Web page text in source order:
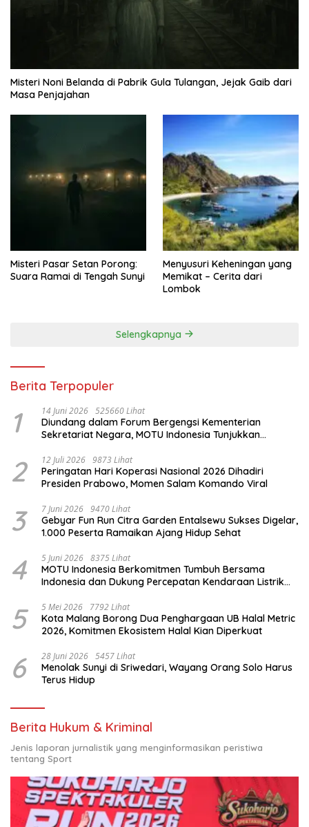
Misteri Noni Belanda di Pabrik Gula Tulangan, Jejak Gaib dari
Masa Penjajahan
Misteri Pasar Setan Porong:
Suara Ramai di Tengah Sunyi
Menyusuri Keheningan yang
Memikat – Cerita dari
Lombok
Selengkapnya
Berita Terpopuler
1 14 Juni 2026 525660 Lihat
Diundang dalam Forum Bergengsi Kementerian
Sekretariat Negara, MOTU Indonesia Tunjukkan
2 12 Juli 2026 9873 Lihat
Peringatan Hari Koperasi Nasional 2026 Dihadiri
Presiden Prabowo, Momen Salam Komando Viral
3 7 Juni 2026 9470 Lihat
Gebyar Fun Run Citra Garden Entalsewu Sukses Digelar,
1.000 Peserta Ramaikan Ajang Hidup Sehat
4 5 Juni 2026 8375 Lihat
MOTU Indonesia Berkomitmen Tumbuh Bersama
Indonesia dan Dukung Percepatan Kendaraan Listrik
5 5 Mei 2026 7792 Lihat
Kota Malang Borong Dua Penghargaan UB Halal Metric
2026, Komitmen Ekosistem Halal Kian Diperkuat
6 28 Juni 2026 5457 Lihat
Menolak Sunyi di Sriwedari, Wayang Orang Solo Harus
Terus Hidup
Berita Hukum & Kriminal
Jenis laporan jurnalistik yang menginformasikan peristiwa
tentang Sport